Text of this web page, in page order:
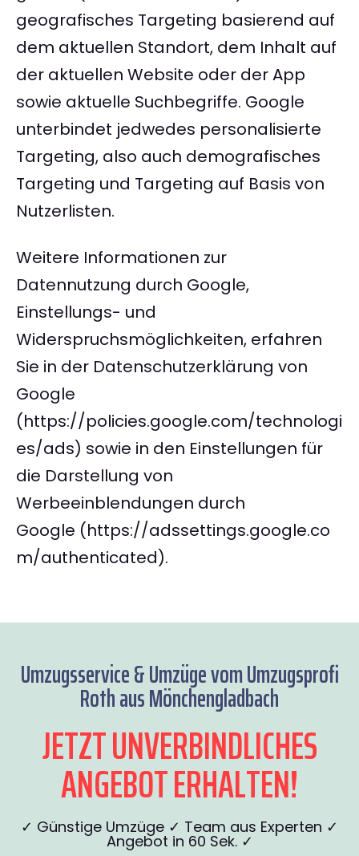
geografisches Targeting basierend auf
dem aktuellen Standort, dem Inhalt auf
der aktuellen Website oder der App
sowie aktuelle Suchbegriffe. Google
unterbindet jedwedes personalisierte
Targeting, also auch demografisches
Targeting und Targeting auf Basis von
Nutzerlisten.
Weitere Informationen zur
Datennutzung durch Google,
Einstellungs- und
Widerspruchsmöglichkeiten, erfahren
Sie in der Datenschutzerklärung von
Google
(https://policies.google.com/technologi
es/ads) sowie in den Einstellungen für
die Darstellung von
Werbeeinblendungen durch
Google (https://adssettings.google.co
m/authenticated).
Umzugsservice & Umzüge vom Umzugsprofi
Roth aus Mönchengladbach
JETZT UNVERBINDLICHES
ANGEBOT ERHALTEN!
✓ Günstige Umzüge ✓ Team aus Experten ✓
Angebot in 60 Sek. ✓